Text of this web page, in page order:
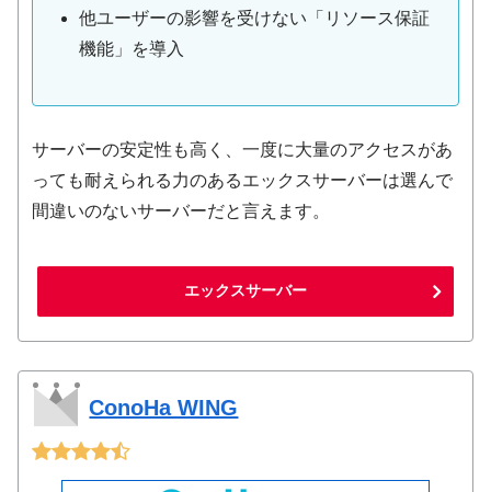
他ユーザーの影響を受けない「リソース保証
機能」を導入
サーバーの安定性も高く、一度に大量のアクセスがあ
っても耐えられる力のあるエックスサーバーは選んで
間違いのないサーバーだと言えます。
エックスサーバー
ConoHa WING